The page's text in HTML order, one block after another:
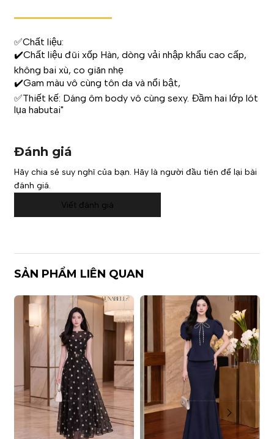
✅Chất liệu:
✔️Chất liệu đũi xốp Hàn, dòng vải nhập khẩu cao cấp,
không bai xù, co giãn nhẹ
✔️Gam màu vô cùng tôn da và nổi bật,
✅Thiết kế: Dáng ôm body vô cùng sexy. Đầm hai lớp lót
lụa habutai"
Đánh giá
Hãy chia sẻ suy nghĩ của bạn. Hãy là người đầu tiên để lại bài
đánh giá.
Viết đánh giá
SẢN PHẨM LIÊN QUAN